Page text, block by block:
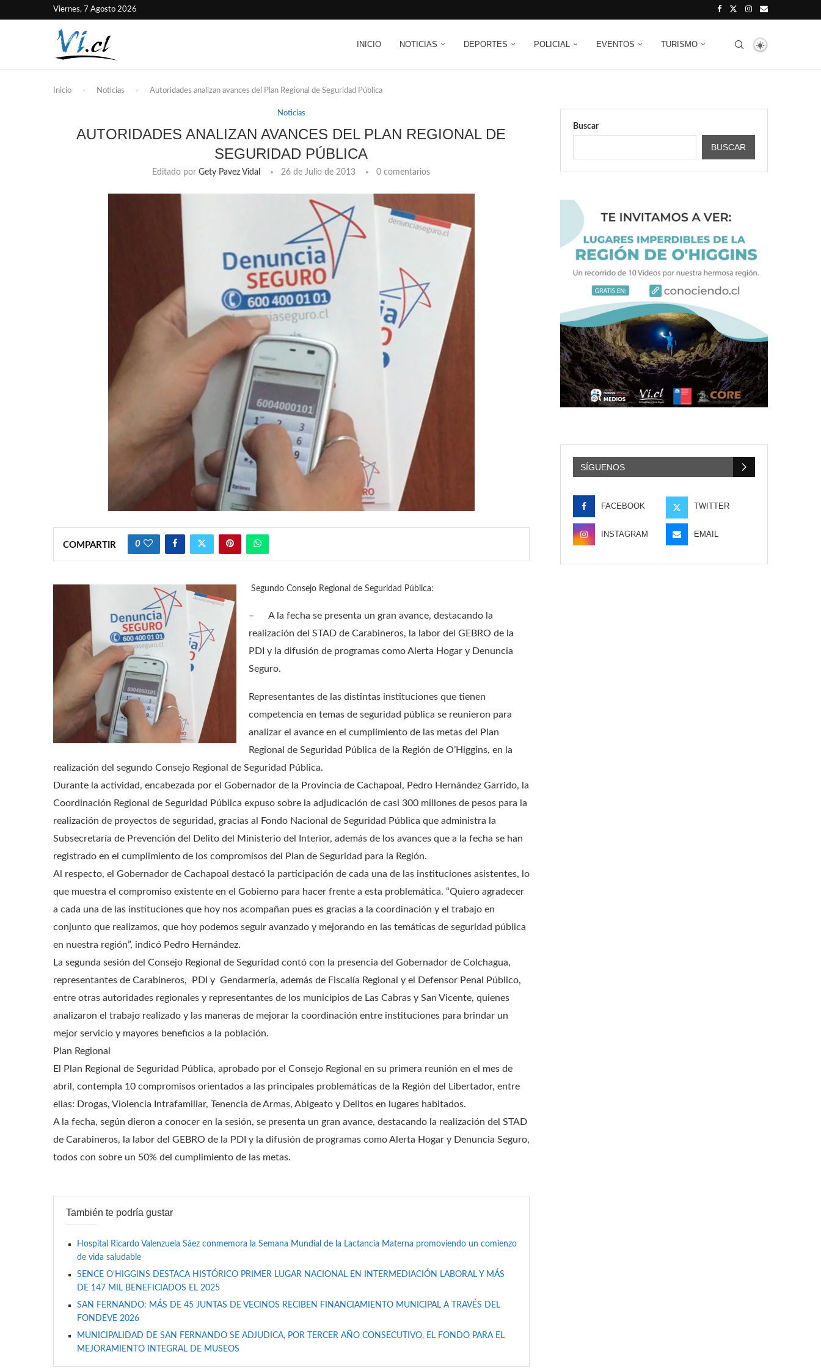
Viernes, 7 Agosto 2026
INICIO NOTICIAS DEPORTES POLICIAL EVENTOS TURISMO
Inicio - Noticias - Autoridades analizan avances del Plan Regional de Seguridad Pública
Noticias
AUTORIDADES ANALIZAN AVANCES DEL PLAN REGIONAL DE
SEGURIDAD PÚBLICA
Editado porGety Pavez Vidal 26 de Julio de 2013 0 comentarios
COMPARTIR 0
Segundo Consejo Regional de Seguridad Pública:
–
A la fecha se presenta un gran avance, destacando la
realización del STAD de Carabineros, la labor del GEBRO de la
PDI y la difusión de programas como Alerta Hogar y Denuncia
Seguro.
Representantes de las distintas instituciones que tienen
competencia en temas de seguridad pública se reunieron para
analizar el avance en el cumplimiento de las metas del Plan
Regional de Seguridad Pública de la Región de O’Higgins, en la
realización del segundo Consejo Regional de Seguridad Pública.
Durante la actividad, encabezada por el Gobernador de la Provincia de Cachapoal, Pedro Hernández Garrido, la
Coordinación Regional de Seguridad Pública expuso sobre la adjudicación de casi 300 millones de pesos para la
realización de proyectos de seguridad, gracias al Fondo Nacional de Seguridad Pública que administra la
Subsecretaría de Prevención del Delito del Ministerio del Interior, además de los avances que a la fecha se han
registrado en el cumplimiento de los compromisos del Plan de Seguridad para la Región.
Al respecto, el Gobernador de Cachapoal destacó la participación de cada una de las instituciones asistentes, lo
que muestra el compromiso existente en el Gobierno para hacer frente a esta problemática. “Quiero agradecer
a cada una de las instituciones que hoy nos acompañan pues es gracias a la coordinación y el trabajo en
conjunto que realizamos, que hoy podemos seguir avanzado y mejorando en las temáticas de seguridad pública
en nuestra región”, indicó Pedro Hernández.
La segunda sesión del Consejo Regional de Seguridad contó con la presencia del Gobernador de Colchagua,
representantes de Carabineros, PDI y Gendarmería, además de Fiscalía Regional y el Defensor Penal Público,
entre otras autoridades regionales y representantes de los municipios de Las Cabras y San Vicente, quienes
analizaron el trabajo realizado y las maneras de mejorar la coordinación entre instituciones para brindar un
mejor servicio y mayores beneficios a la población.
Plan Regional
El Plan Regional de Seguridad Pública, aprobado por el Consejo Regional en su primera reunión en el mes de
abril, contempla 10 compromisos orientados a las principales problemáticas de la Región del Libertador, entre
ellas: Drogas, Violencia Intrafamiliar, Tenencia de Armas, Abigeato y Delitos en lugares habitados.
A la fecha, según dieron a conocer en la sesión, se presenta un gran avance, destacando la realización del STAD
de Carabineros, la labor del GEBRO de la PDI y la difusión de programas como Alerta Hogar y Denuncia Seguro,
todos con sobre un 50% del cumplimiento de las metas.
También te podría gustar
Hospital Ricardo Valenzuela Sáez conmemora la Semana Mundial de la Lactancia Materna promoviendo un comienzo
de vida saludable
SENCE O’HIGGINS DESTACA HISTÓRICO PRIMER LUGAR NACIONAL EN INTERMEDIACIÓN LABORAL Y MÁS
DE 147 MIL BENEFICIADOS EL 2025
SAN FERNANDO: MÁS DE 45 JUNTAS DE VECINOS RECIBEN FINANCIAMIENTO MUNICIPAL A TRAVÉS DEL
FONDEVE 2026
MUNICIPALIDAD DE SAN FERNANDO SE ADJUDICA, POR TERCER AÑO CONSECUTIVO, EL FONDO PARA EL
MEJORAMIENTO INTEGRAL DE MUSEOS
Buscar
BUSCAR
SÍGUENOS
FACEBOOK TWITTER
INSTAGRAM EMAIL